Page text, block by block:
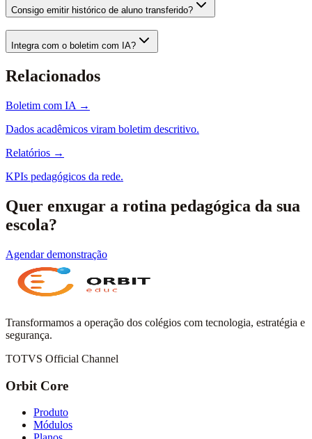
Consigo emitir histórico de aluno transferido?
Integra com o boletim com IA?
Relacionados
Boletim com IA →
Dados acadêmicos viram boletim descritivo.
Relatórios →
KPIs pedagógicos da rede.
Quer enxugar a rotina pedagógica da sua
escola?
Agendar demonstração
Transformamos a operação dos colégios com tecnologia, estratégia e
segurança.
TOTVS Official Channel
Orbit Core
Produto
Módulos